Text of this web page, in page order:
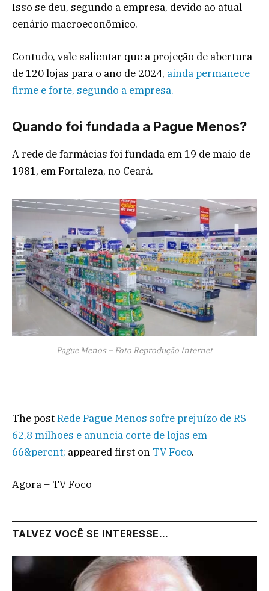
Isso se deu, segundo a empresa, devido ao atual
cenário macroeconômico.
Contudo, vale salientar que a projeção de abertura
de 120 lojas para o ano de 2024, ainda permanece
firme e forte, segundo a empresa.
Quando foi fundada a Pague Menos?
A rede de farmácias foi fundada em 19 de maio de
1981, em Fortaleza, no Ceará.
Pague Menos – Foto Reprodução Internet
The postRede Pague Menos sofre prejuízo de R$
62,8 milhões e anuncia corte de lojas em
66&percnt; appeared first on TV Foco.
Agora – TV Foco
TALVEZ VOCÊ SE INTERESSE...